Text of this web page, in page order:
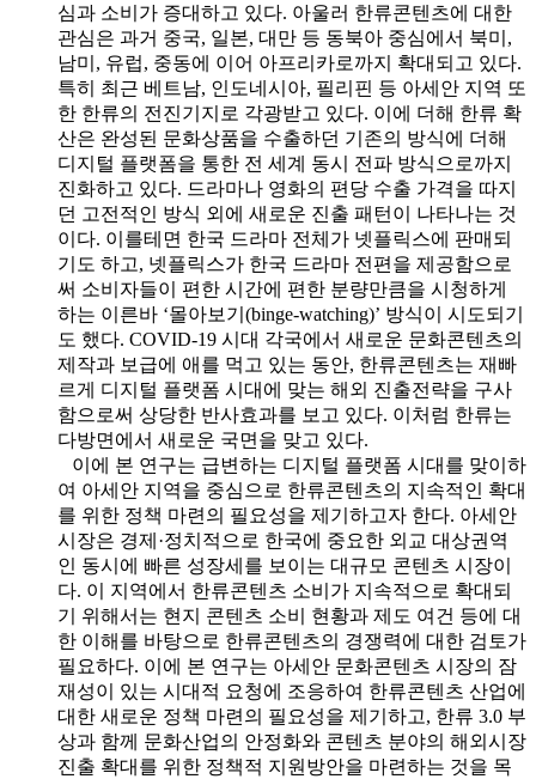
심과 소비가 증대하고 있다. 아울러 한류콘텐츠에 대한
관심은 과거 중국, 일본, 대만 등 동북아 중심에서 북미,
남미, 유럽, 중동에 이어 아프리카로까지 확대되고 있다.
특히 최근 베트남, 인도네시아, 필리핀 등 아세안 지역 또
한 한류의 전진기지로 각광받고 있다. 이에 더해 한류 확
산은 완성된 문화상품을 수출하던 기존의 방식에 더해
디지털 플랫폼을 통한 전 세계 동시 전파 방식으로까지
진화하고 있다. 드라마나 영화의 편당 수출 가격을 따지
던 고전적인 방식 외에 새로운 진출 패턴이 나타나는 것
이다. 이를테면 한국 드라마 전체가 넷플릭스에 판매되
기도 하고, 넷플릭스가 한국 드라마 전편을 제공함으로
써 소비자들이 편한 시간에 편한 분량만큼을 시청하게
하는 이른바 ‘몰아보기(binge-watching)’ 방식이 시도되기
도 했다. COVID-19 시대 각국에서 새로운 문화콘텐츠의
제작과 보급에 애를 먹고 있는 동안, 한류콘텐츠는 재빠
르게 디지털 플랫폼 시대에 맞는 해외 진출전략을 구사
함으로써 상당한 반사효과를 보고 있다. 이처럼 한류는
다방면에서 새로운 국면을 맞고 있다.
이에 본 연구는 급변하는 디지털 플랫폼 시대를 맞이하
여 아세안 지역을 중심으로 한류콘텐츠의 지속적인 확대
를 위한 정책 마련의 필요성을 제기하고자 한다. 아세안
시장은 경제·정치적으로 한국에 중요한 외교 대상권역
인 동시에 빠른 성장세를 보이는 대규모 콘텐츠 시장이
다. 이 지역에서 한류콘텐츠 소비가 지속적으로 확대되
기 위해서는 현지 콘텐츠 소비 현황과 제도 여건 등에 대
한 이해를 바탕으로 한류콘텐츠의 경쟁력에 대한 검토가
필요하다. 이에 본 연구는 아세안 문화콘텐츠 시장의 잠
재성이 있는 시대적 요청에 조응하여 한류콘텐츠 산업에
대한 새로운 정책 마련의 필요성을 제기하고, 한류 3.0 부
상과 함께 문화산업의 안정화와 콘텐츠 분야의 해외시장
진출 확대를 위한 정책적 지원방안을 마련하는 것을 목